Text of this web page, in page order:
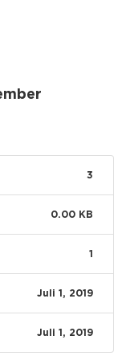
3
0.00 KB
1
Juli 1, 2019
Juli 1, 2019